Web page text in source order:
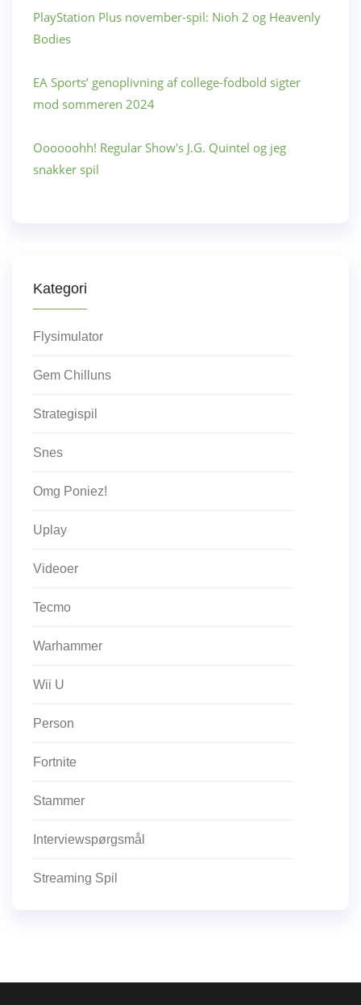
PlayStation Plus november-spil: Nioh 2 og Heavenly
Bodies
EA Sports’ genoplivning af college-fodbold sigter
mod sommeren 2024
Oooooohh! Regular Show's J.G. Quintel og jeg
snakker spil
Kategori
Flysimulator
Gem Chilluns
Strategispil
Snes
Omg Poniez!
Uplay
Videoer
Tecmo
Warhammer
Wii U
Person
Fortnite
Stammer
Interviewspørgsmål
Streaming Spil